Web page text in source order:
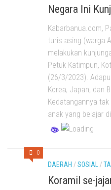
Negara Ini
Kabarbanua.com,
turis asing (warga
melakukan
Petuk Katimpun,
(26/3/2023).
Korea, Japan, dan
Kedatangannya
anak yang belajar
0
DAERAH /SOSIAL /
Koramil se-